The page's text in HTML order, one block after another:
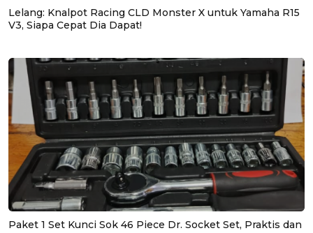
Lelang: Knalpot Racing CLD Monster X untuk Yamaha R15
V3, Siapa Cepat Dia Dapat!
Paket 1 Set Kunci Sok 46 Piece Dr. Socket Set, Praktis dan